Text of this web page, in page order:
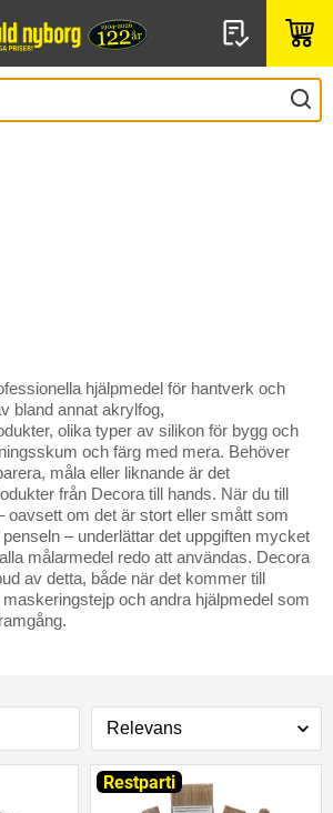
hjälpmedel för hantverk och
bland annat akrylfog,
olika typer av silikon för bygg och
och färg med mera. Behöver
måla eller liknande är det
från Decora till hands. När du till
oavsett om det är stort eller smått som
– underlättar det uppgiften mycket
målarmedel redo att användas. Decora
av detta, både när det kommer till
och andra hjälpmedel som
Restparti